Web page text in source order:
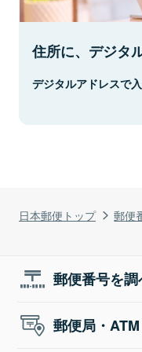
日本郵便トップ 郵便
住所に、デジタ
デジタルアドレスで
郵便番号を調
郵便局・